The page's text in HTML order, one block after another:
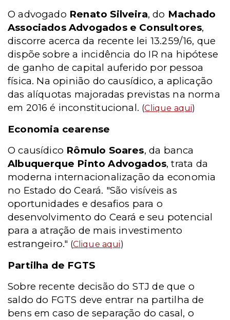
O advogado Renato Silveira, do Machado
Associados Advogados e Consultores,
discorre acerca da recente lei 13.259/16, que
dispõe sobre a incidência do IR na hipótese
de ganho de capital auferido por pessoa
física. Na opinião do causídico, a aplicação
das alíquotas majoradas previstas na norma
em 2016 é inconstitucional. (Clique aqui)
Economia cearense
O causídico Rômulo Soares, da banca
Albuquerque Pinto Advogados, trata da
moderna internacionalização da economia
no Estado do Ceará. "São visíveis as
oportunidades e desafios para o
desenvolvimento do Ceará e seu potencial
para a atração de mais investimento
estrangeiro." (Clique aqui)
Partilha de FGTS
Sobre recente decisão do STJ de que o
saldo do FGTS deve entrar na partilha de
bens em caso de separação do casal, o